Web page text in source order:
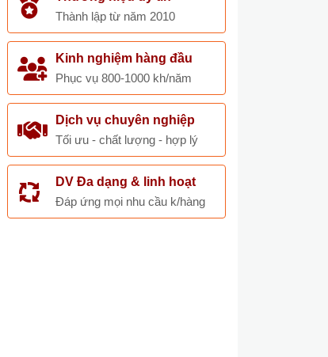
Thành lập từ năm 2010
Kinh nghiệm hàng đầu
Phục vụ 800-1000 kh/năm
Dịch vụ chuyên nghiệp
Tối ưu - chất lượng - hợp lý
DV Đa dạng & linh hoạt
Đáp ứng mọi nhu cầu k/hàng